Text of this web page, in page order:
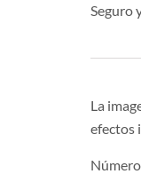
Seguro
La
efectos